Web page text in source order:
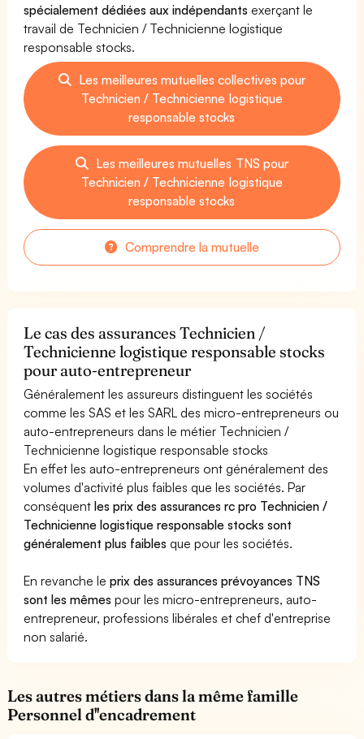
spécialement dédiées aux indépendants exerçant le
travail de Technicien / Technicienne logistique
responsable stocks.
Les meilleures mutuelles collectives pour
Technicien / Technicienne logistique
responsable stocks
Les meilleures mutuelles TNS pour
Technicien / Technicienne logistique
responsable stocks
Comprendre la mutuelle
Le cas des assurances Technicien /
Technicienne logistique responsable stocks
pour auto-entrepreneur
Généralement les assureurs distinguent les sociétés
comme les SAS et les SARL des micro-entrepreneurs ou
auto-entrepreneurs dans le métier Technicien /
Technicienne logistique responsable stocks
En effet les auto-entrepreneurs ont généralement des
volumes d'activité plus faibles que les sociétés. Par
conséquentles prix des assurances rc pro Technicien /
Technicienne logistique responsable stocks sont
généralement plus faibles que pour les sociétés.
En revanche leprix des assurances prévoyances TNS
sont les mêmes pour les micro-entrepreneurs, auto-
entrepreneur, professions libérales et chef d'entreprise
non salarié.
Les autres métiers dans la même famille
Personnel d''encadrement